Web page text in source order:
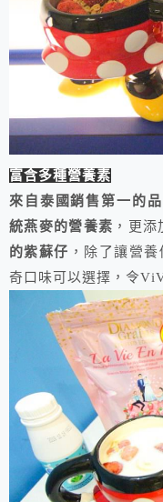
富含多種營養素
來自泰國銷售第一的
統燕麥的營養素 ，更添
的紫蘇仔 ，除了讓營
奇口味可以選擇，令